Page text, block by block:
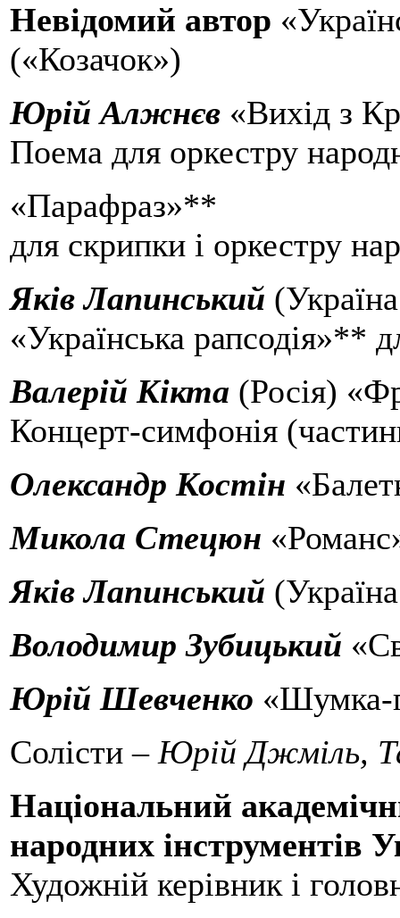
Невідомий автор
(«Козачок»)
Юрій Алжнєв «Вихід з
Поема для оркестру
«Парафраз»**
для скрипки і оркестру
Яків Лапинський
«Українська рапсодія»**
Валерій Кікта (Росія)
Концерт-симфонія
Олександр Костін
Микола Стецюн
Яків Лапинський
Володимир Зубицький
Юрій Шевченко «Шумка-
Солісти – Юрій Джміль,
Національний
народних інструментів
Художній керівник і